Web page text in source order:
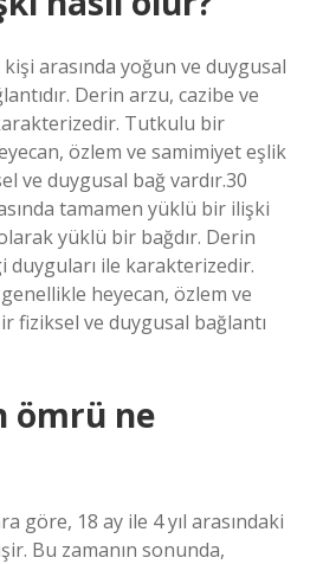
arasında yoğun ve duygusal
Derin arzu, cazibe ve
Tutkulu bir
özlem ve samimiyet eşlik
ve duygusal bağ vardır.30
tamamen yüklü bir ilişki
yüklü bir bağdır. Derin
duyguları ile karakterizedir.
heyecan, özlem ve
fiziksel ve duygusal bağlantı
ömrü ne
göre, 18 ay ile 4 yıl arasındaki
Bu zamanın sonunda,